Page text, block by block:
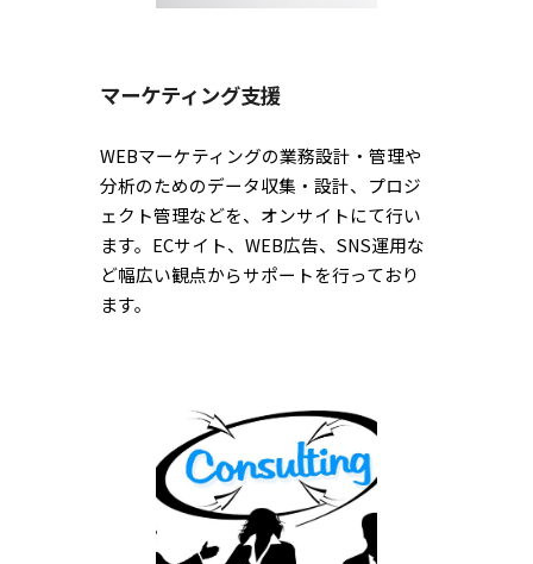
マーケティング支援
WEBマーケティングの業務設計・管理や
分析のためのデータ収集・設計、プロジ
ェクト管理などを、オンサイトにて行い
ます。ECサイト、WEB広告、SNS運用な
ど幅広い観点からサポートを行っており
ます。